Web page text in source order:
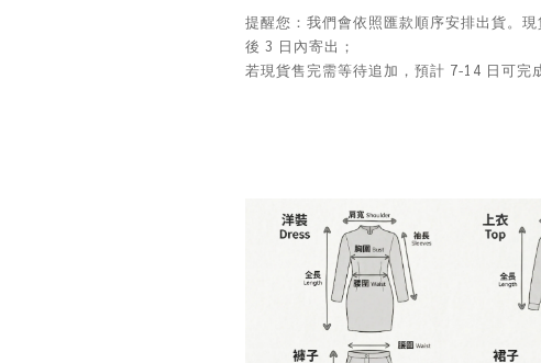
提醒您：我們會依照匯款順序安排出貨。
後 3 日內寄出；
若現貨售完需等待追加，預計 7-14 日可完